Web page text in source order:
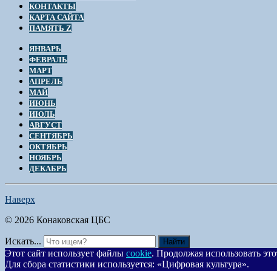
КОНТАКТЫ
КАРТА САЙТА
ПАМЯТЬ Z
ЯНВАРЬ
ФЕВРАЛЬ
МАРТ
АПРЕЛЬ
МАЙ
ИЮНЬ
ИЮЛЬ
АВГУСТ
СЕНТЯБРЬ
ОКТЯБРЬ
НОЯБРЬ
ДЕКАБРЬ
Наверх
© 2026 Конаковская ЦБС
Искать... Найти
Этот сайт использует файлы cookie. Продолжая использовать
Для сбора статистики используется: «Цифровая культура».